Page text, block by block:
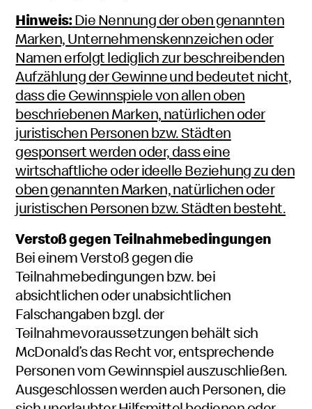
Hinweis:Die Nennung der oben genannten
Marken, Unternehmenskennzeichen oder
Namen erfolgt lediglich zur beschreibenden
Aufzählung der Gewinne und bedeutet nicht,
dass die Gewinnspiele von allen oben
beschriebenen Marken, natürlichen oder
juristischen Personen bzw. Städten
gesponsert werden oder, dass eine
wirtschaftliche oder ideelle Beziehung zu den
oben genannten Marken, natürlichen oder
juristischen Personen bzw. Städten besteht.
Verstoß gegen Teilnahmebedingungen
Bei einem Verstoß gegen die
Teilnahmebedingungen bzw. bei
absichtlichen oder unabsichtlichen
Falschangaben bzgl. der
Teilnahmevoraussetzungen behält sich
McDonald’s das Recht vor, entsprechende
Personen vom Gewinnspiel auszuschließen.
Ausgeschlossen werden auch Personen, die